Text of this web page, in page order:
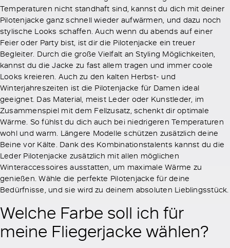
Temperaturen nicht standhaft sind, kannst du dich mit deiner
Pilotenjacke ganz schnell wieder aufwärmen, und dazu noch
stylische Looks schaffen. Auch wenn du abends auf einer
Feier oder Party bist, ist dir die Pilotenjacke ein treuer
Begleiter. Durch die große Vielfalt an Styling Möglichkeiten,
kannst du die Jacke zu fast allem tragen und immer coole
Looks kreieren. Auch zu den kalten Herbst- und
Winterjahreszeiten ist die Pilotenjacke für Damen ideal
geeignet. Das Material, meist Leder oder Kunstleder, im
Zusammenspiel mit dem Fellzusatz, schenkt dir optimale
Wärme. So fühlst du dich auch bei niedrigeren Temperaturen
wohl und warm. Längere Modelle schützen zusätzlich deine
Beine vor Kälte. Dank des Kombinationstalents kannst du die
Leder Pilotenjacke zusätzlich mit allen möglichen
Winteraccessoires ausstatten, um maximale Wärme zu
genießen. Wähle die perfekte Pilotenjacke für deine
Bedürfnisse, und sie wird zu deinem absoluten Lieblingsstück.
Welche Farbe soll ich für
meine Fliegerjacke wählen?